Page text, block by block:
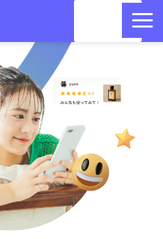
万のインフルエンサー・クリエ